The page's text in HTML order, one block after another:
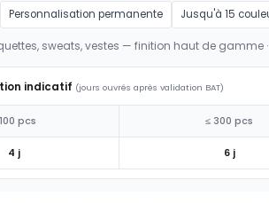
Personnalisation permanente Jusqu'à 15
sweats, vestes — finition haut de gamme ·
indicatif (jours ouvrés après validation BAT)
pcs ≤ 300 pcs
4 j 6 j